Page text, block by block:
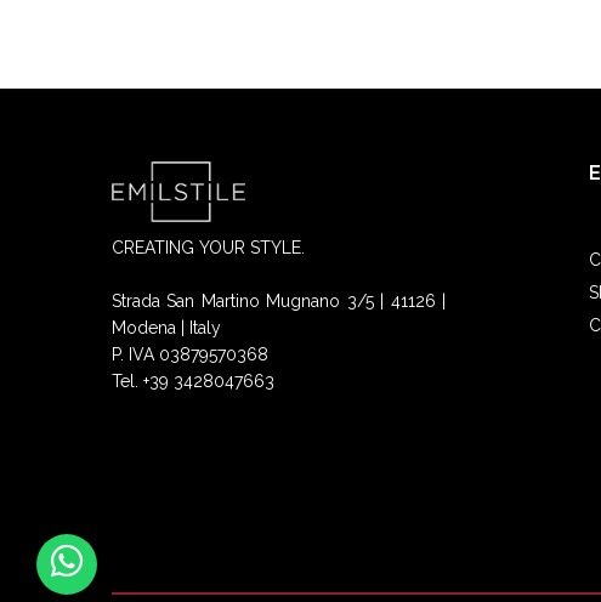
CREATING YOUR STYLE.
Strada San Martino Mugnano 3/5 | 41126 |
Modena | Italy
P. IVA 03879570368
Tel. +39 3428047663